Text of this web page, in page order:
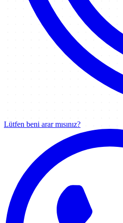
Lütfen beni arar mısınız?